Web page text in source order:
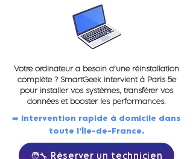
Votre ordinateur a besoin d’une réinstallation
complète ? SmartGeek intervient à Paris 5e
pour installer vos systèmes, transférer vos
données et booster les performances.
➡️ Intervention rapide à domicile dans
toute l’Île-de-France.
🧑‍🔧 Réserver un technicien